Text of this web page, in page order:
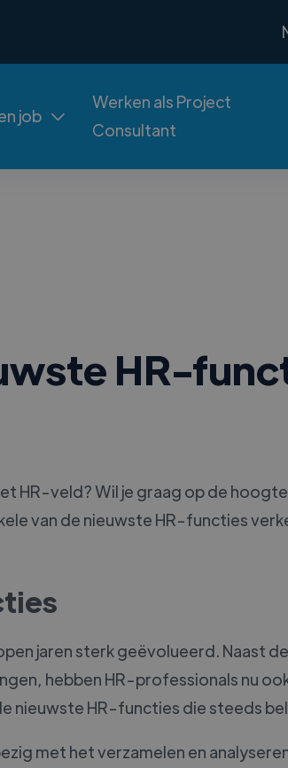
job 
Werken als Project
Consultant
HR-
HR-veld? Wil je graag op de
van de nieuwste HR-functies
jaren sterk geëvolueerd. Naast
hebben HR-professionals nu
nieuwste HR-functies die steeds
met het verzamelen en